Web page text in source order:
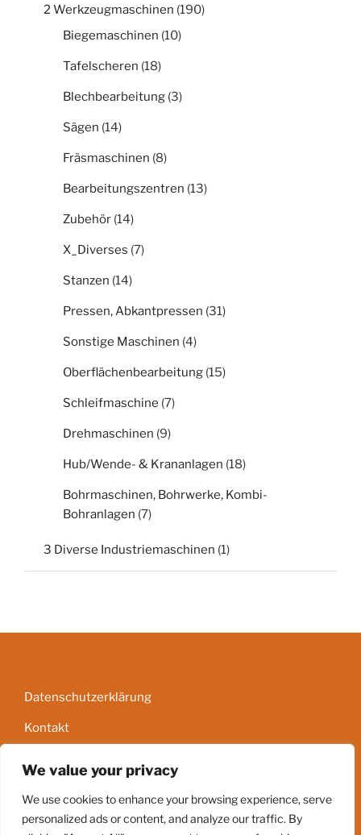
We value your privacy
We use cookies to enhance your browsing experience, serve
personalized ads or content, and analyze our traffic. By
2 Werkzeugmaschinen (190)
Biegemaschinen (10)
Tafelscheren (18)
Blechbearbeitung (3)
Sägen (14)
Fräsmaschinen (8)
Bearbeitungszentren (13)
Zubehör (14)
X_Diverses (7)
Stanzen (14)
Pressen, Abkantpressen (31)
Sonstige Maschinen (4)
Oberflächenbearbeitung (15)
Schleifmaschine (7)
Drehmaschinen (9)
Hub/Wende- & Krananlagen (18)
Bohrmaschinen, Bohrwerke, Kombi-
Bohranlagen (7)
3 Diverse Industriemaschinen (1)
Datenschutzerklärung
Kontakt